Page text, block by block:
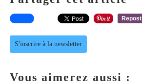
Repost
S'inscrire à la newsletter
Vous aimerez aussi :